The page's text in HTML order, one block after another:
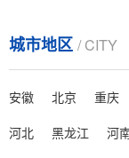
如果要提
> 元氏空
城市地区 / CITY
安徽 北京 重庆
河北
黑龙江 河